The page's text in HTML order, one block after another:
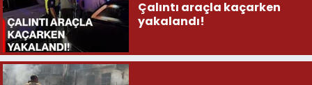
Çalıntı araçla kaçarken
yakalandı!